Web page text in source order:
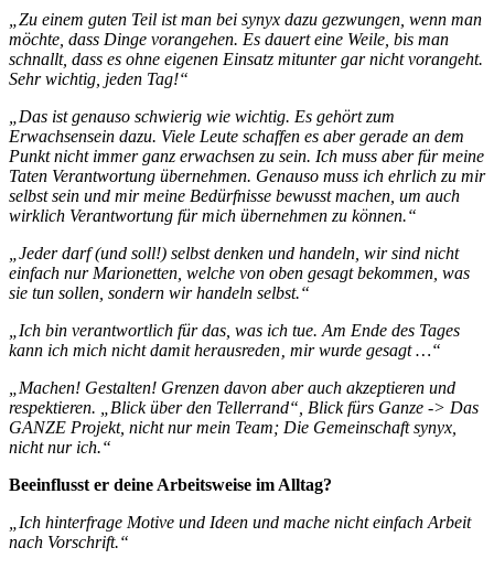
„Zu einem guten Teil ist man bei synyx dazu gezwungen, wenn man
möchte, dass Dinge vorangehen. Es dauert eine Weile, bis man
schnallt, dass es ohne eigenen Einsatz mitunter gar nicht vorangeht.
Sehr wichtig, jeden Tag!“
„Das ist genauso schwierig wie wichtig. Es gehört zum
Erwachsensein dazu. Viele Leute schaffen es aber gerade an dem
Punkt nicht immer ganz erwachsen zu sein. Ich muss aber für meine
Taten Verantwortung übernehmen. Genauso muss ich ehrlich zu mir
selbst sein und mir meine Bedürfnisse bewusst machen, um auch
wirklich Verantwortung für mich übernehmen zu können.“
„Jeder darf (und soll!) selbst denken und handeln, wir sind nicht
einfach nur Marionetten, welche von oben gesagt bekommen, was
sie tun sollen, sondern wir handeln selbst.“
„Ich bin verantwortlich für das, was ich tue. Am Ende des Tages
kann ich mich nicht damit herausreden‚ mir wurde gesagt …“
„Machen! Gestalten! Grenzen davon aber auch akzeptieren und
respektieren. „Blick über den Tellerrand“, Blick fürs Ganze -> Das
GANZE Projekt, nicht nur mein Team; Die Gemeinschaft synyx,
nicht nur ich.“
Beeinflusst er deine Arbeitsweise im Alltag?
„Ich hinterfrage Motive und Ideen und mache nicht einfach Arbeit
nach Vorschrift.“